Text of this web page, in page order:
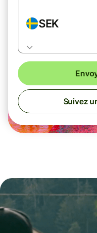
SEK
Suivez